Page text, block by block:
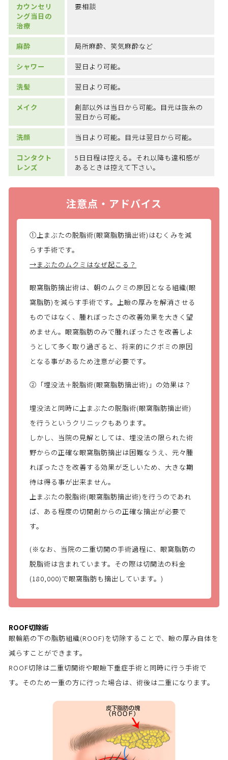
カウンセリ
ング当日の
治療
要相談
麻酔 局所麻酔、笑気麻酔など
シャワー 翌日より可能。
洗髪 翌日より可能。
メイク
創部以外は当日から可能。目元は抜糸の
翌日から可能。
洗顔 当日より可能。目元は翌日から可能。
コンタクト
レンズ
5日日程は控える。それ以降も違和感が
あるときは控えて下さい。
注意点・アドバイス
①上まぶたの脱脂術(眼窩脂肪摘出術)はむくみを減
らす手術です。
→まぶたのムクミはなぜ起こる？
眼窩脂肪摘出術は、朝のムクミの原因となる組織(眼
窩脂肪)を減らす手術です。上瞼の厚みを解消させる
ものではなく、腫れぼったさの改善効果を大きく望
めません。眼窩脂肪のみで腫れぼったさを改善しよ
うとして多く取り過ぎると、将来的にクボミの原因
となる事があるため注意が必要です。
②「埋没法＋脱脂術(眼窩脂肪摘出術)」の効果は？
埋没法と同時に上まぶたの脱脂術(眼窩脂肪摘出術)
を行うというクリニックもあります。
しかし、当院の見解としては、埋没法の限られた術
野からの正確な眼窩脂肪摘出は困難なうえ、元々腫
れぼったさを改善する効果が乏しいため、大きな期
待は得る事が出来ません。
上まぶたの脱脂術(眼窩脂肪摘出術)を行うのであれ
ば、ある程度の切開創からの正確な摘出が必要で
す。
(※なお、当院の二重切開の手術過程に、眼窩脂肪の
脱脂術は含まれています。その際は切開法の料金
(180,000)で眼窩脂肪も摘出しています。)
ROOF切除術
眼輪筋の下の脂肪組織(ROOF)を切除することで、瞼の厚み自体を
減らすことができます。
ROOF切除は二重切開術や眼瞼下垂症手術と同時に行う手術で
す。そのため一重の方に行った場合は、術後は二重になります。